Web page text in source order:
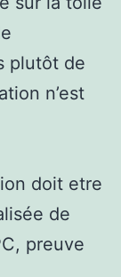
plutôt de
n’est
doit etre
de
preuve